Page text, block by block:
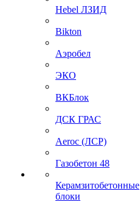
Hebel ЛЗИД
Bikton
Аэробел
ЭКО
ВКБлок
ДСК ГРАС
Aeroc (ЛСР)
Газобетон 48
Керамзитобетонные
блоки